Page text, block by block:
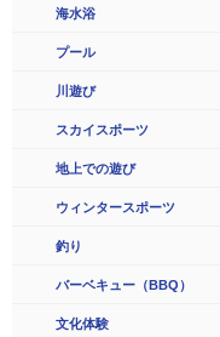
海水浴
プール
川遊び
スカイスポーツ
地上での遊び
ウィンタースポーツ
釣り
バーベキュー（BBQ）
文化体験